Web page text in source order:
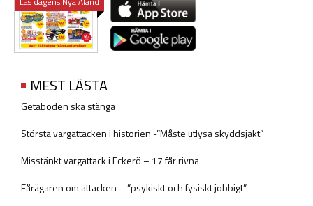
MEST LÄSTA
Getaboden ska stänga
Största vargattacken i historien -”Måste utlysa skyddsjakt”
Misstänkt vargattack i Eckerö – 17 får rivna
Fårägaren om attacken – ”psykiskt och fysiskt jobbigt”